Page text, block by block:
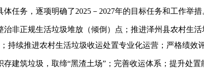
任务，逐项明确了2025－2027年的目标任务和工作举措
非正规生活垃圾堆放（倾倒）点；推进泽州县农村生
持续推进农村生活垃圾收运处置专业化运营；严格绩效评
建筑垃圾，取缔“黑渣土场”；完善收运体系；提升处